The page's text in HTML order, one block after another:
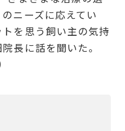
ニーズに応えてい
を思う飼い主の気持
長に話を聞いた。